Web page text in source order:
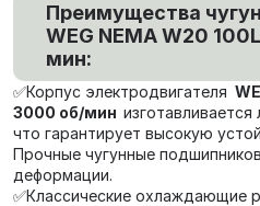
Преимущества
WEG NEMA W20
мин:
✅Корпус электродвигателя
3000 об/мин изготавливается
что гарантирует высокую
Прочные чугунные
деформации.
✅Классические охлаждающие